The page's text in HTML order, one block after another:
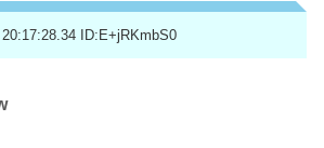
ID:E+jRKmbS0